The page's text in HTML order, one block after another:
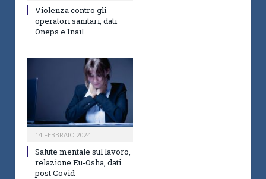
Violenza contro gli
operatori sanitari, dati
Oneps e Inail
14 FEBBRAIO 2024
Salute mentale sul lavoro,
relazione Eu-Osha, dati
post Covid